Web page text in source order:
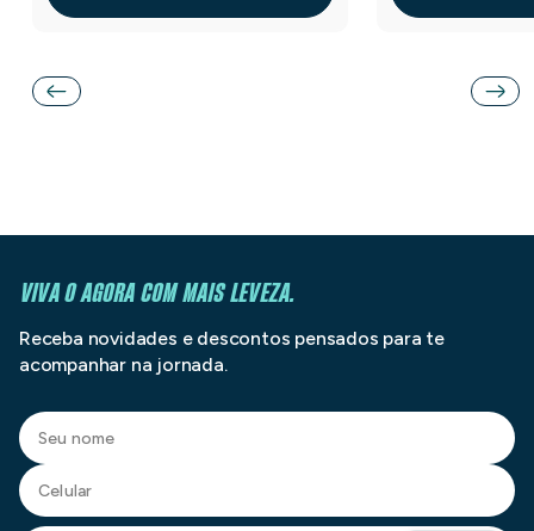
VIVA O AGORA COM MAIS LEVEZA.
Receba novidades e descontos pensados para te
acompanhar na jornada.